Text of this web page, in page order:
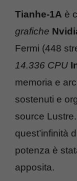
Tianhe-1A è
grafiche
Fermi (448
14.336 CPU
memoria e
sostenuti e
source
quest’infinità
potenza è
apposita.